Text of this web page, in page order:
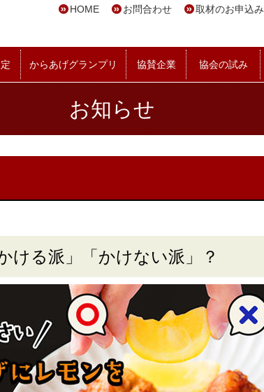
HOME お問合わせ 取材のお申込み
からあげグランプリ 協賛企業 協会の試み
お知らせ
ける派」「かけない派」？